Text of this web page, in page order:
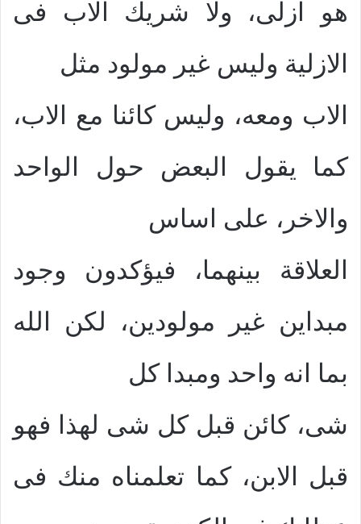
هو ازلى، ولا شريك الاب فى
الازلية وليس غير مولود مثل
الاب ومعه، وليس كائنا مع الاب،
كما يقول البعض حول الواحد
والاخر، على اساس
العلاقة بينهما، فيؤكدون وجود
مبداين غير مولودين، لكن الله
بما انه واحد ومبدا كل
شى، كائن قبل كل شى لهذا فهو
قبل الابن، كما تعلمناه منك فى